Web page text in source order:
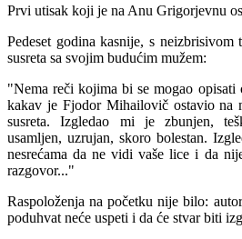
Prvi utisak koji je na Anu Grigorjevnu
Pedeset godina kasnije, s neizbrisivom
susreta sa svojim budućim mužem:
"Nema reči kojima bi se mogao opisati
kakav je Fjodor Mihailovič ostavio na
susreta. Izgledao mi je zbunjen,
usamljen, uzrujan, skoro bolestan.
nesrećama da ne vidi vaše lice i da
razgovor..."
Raspoloženja na početku nije bilo:
poduhvat neće uspeti i da će stvar biti